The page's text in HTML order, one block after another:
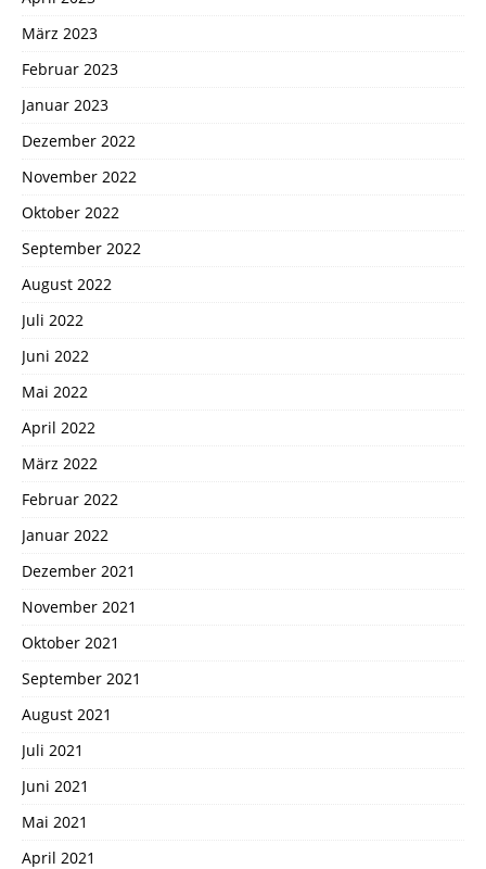
März 2023
Februar 2023
Januar 2023
Dezember 2022
November 2022
Oktober 2022
September 2022
August 2022
Juli 2022
Juni 2022
Mai 2022
April 2022
März 2022
Februar 2022
Januar 2022
Dezember 2021
November 2021
Oktober 2021
September 2021
August 2021
Juli 2021
Juni 2021
Mai 2021
April 2021